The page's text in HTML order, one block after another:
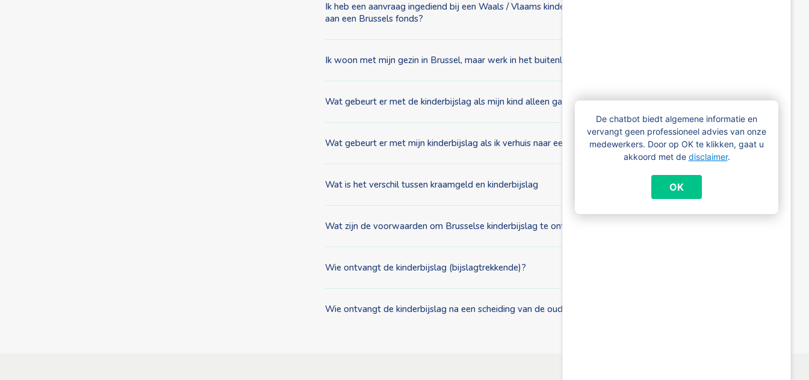
De chatbot biedt algemene informatie en
vervangt geen professioneel advies van onze
medewerkers. Door op OK te klikken, gaat u
akkoord met de disclaimer.
OK
Ik heb een aanvraag ingediend bij een Waals / Vlaams kinderbijslagfonds. Waarom is mijn dossier overgedragen
aan een Brussels fonds?
Ik woon met mijn gezin in Brussel, maar werk in het buitenland. Krijg ik kinderbijslag?
Wat gebeurt er met de kinderbijslag als mijn kind alleen gaat wonen?
Wat gebeurt er met mijn kinderbijslag als ik verhuis naar een andere regio of het buitenland?
Wat is het verschil tussen kraamgeld en kinderbijslag
Wat zijn de voorwaarden om Brusselse kinderbijslag te ontvangen?
Wie ontvangt de kinderbijslag (bijslagtrekkende)?
Wie ontvangt de kinderbijslag na een scheiding van de ouders?